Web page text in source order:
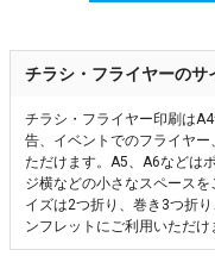
チラシ・フライヤーのサ
チラシ・フライヤー印刷は
告、イベントでのフライヤ
ただけます。A5、A6などは
ジ横などの小さなスペース
イズは2つ折り、巻き3つ折
ンフレットにご利用いただ